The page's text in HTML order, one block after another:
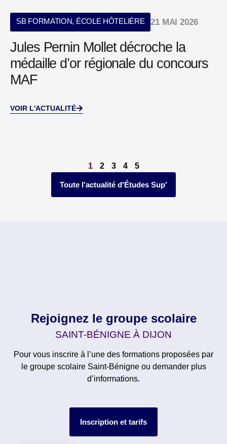
SB FORMATION, ÉCOLE HÔTELIÈRE 21 MAI 2026
Jules Pernin Mollet décroche la
médaille d’or régionale du concours
MAF
VOIR L'ACTUALITÉ
1 2 3 4 5
Toute l'actualité d'Études Sup'
Rejoignez le groupe scolaire
SAINT-BÉNIGNE À DIJON
Pour vous inscrire à l’une des formations proposées par
le groupe scolaire Saint-Bénigne ou demander plus
d’informations.
Inscription et tarifs